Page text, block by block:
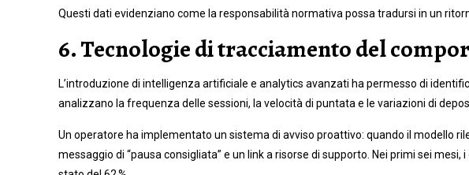
Questi dati evidenziano come la responsabilità normativa possa tradursi in un
6. Tecnologie di tracciamento del
L’introduzione di intelligenza artificiale e analytics avanzati ha permesso di
analizzano la frequenza delle sessioni, la velocità di puntata e le variazioni di
Un operatore ha implementato un sistema di avviso proattivo: quando il modello
messaggio di “pausa consigliata” e un link a risorse di supporto. Nei primi sei